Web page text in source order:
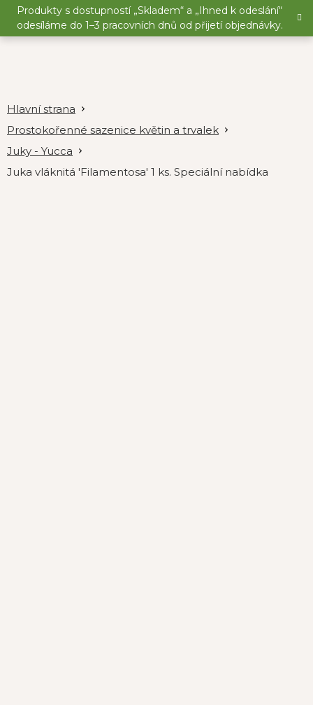
Přejít
obsah
Produkty s dostupností „Skladem“ a „Ihned k odeslání“
odesíláme do 1–3 pracovních dnů od přijetí objednávky.
Prostokořenné sazenice květin a trvalek
Juky - Yucca
Juka vláknitá 'Filamentosa' 1 ks. Speciální nabídka